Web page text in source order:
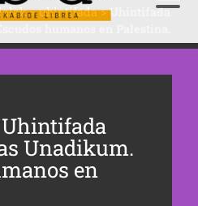
>uhintifada>Uhintifada
Unadikum.
en